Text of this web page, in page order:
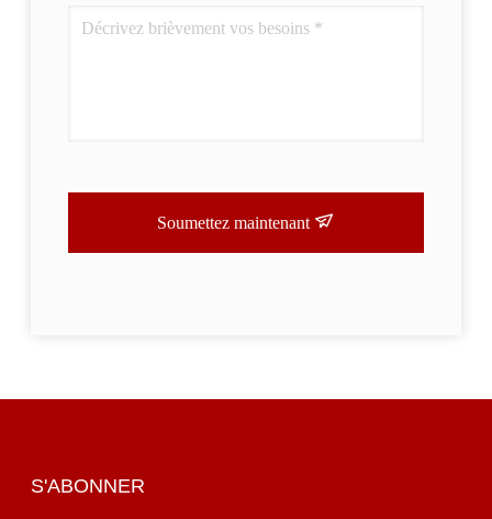
Soumettez maintenant
S'ABONNER